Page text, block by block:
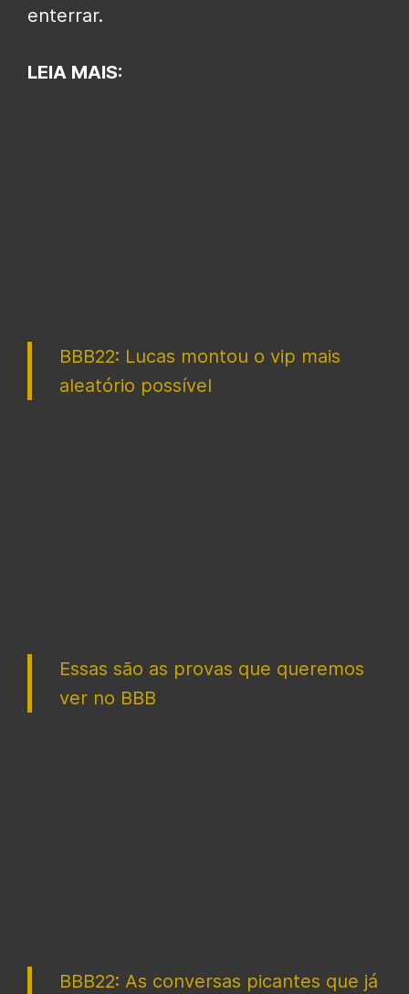
enterrar.
LEIA MAIS:
BBB22: Lucas montou o vip mais
aleatório possível
Essas são as provas que queremos
ver no BBB
BBB22: As conversas picantes que já